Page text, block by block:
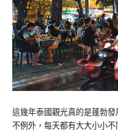
這幾年泰國觀光真的是蓬勃
不例外，每天都有大大小小